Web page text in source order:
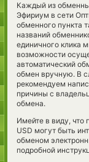
Каждый из
Эфириум в сети
обменного пункта
названий
единичного клика
возможности
автоматический
обмен вручную. В
рекомендуем
причины с
обмена.
Имейте в виду, что
USD могут быть
обменом
подробной